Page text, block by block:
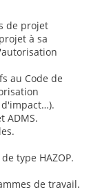
de projet
à sa
au Code de
ADMS.
type HAZOP.
de travail.